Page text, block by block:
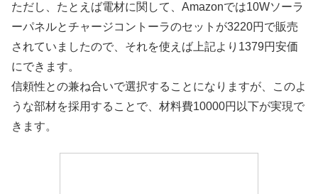
ただし、たとえば電材に関して、Amazonでは10Wソーラ
ーパネルとチャージコントーラのセットが3220円で販売
されていましたので、それを使えば上記より1379円安価
にできます。
信頼性との兼ね合いで選択することになりますが、このよ
うな部材を採用することで、材料費10000円以下が実現で
きます。